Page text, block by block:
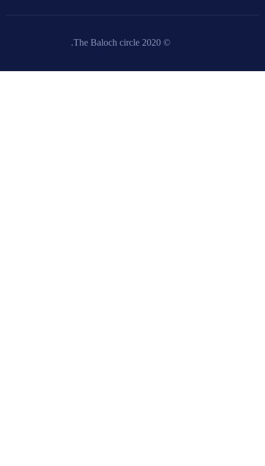
© 2020 The Baloch circle.